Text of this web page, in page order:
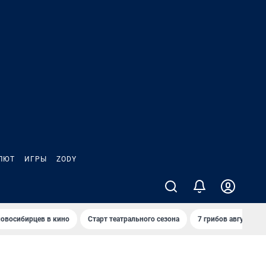
ИГРЫ ZODY
в кино Старт театрального сезона 7 грибов августа